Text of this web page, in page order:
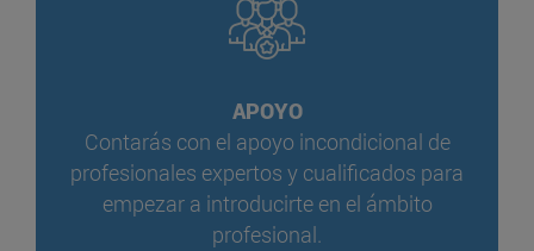
APOYO
Contarás con el apoyo incondicional de
profesionales expertos y cualificados para
empezar a introducirte en el ámbito
profesional.